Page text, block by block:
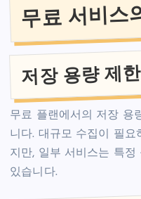
무료 서비스
저장 용량 제
무료 플랜에서의 저장 용
니다. 대규모 수집이 필요
지만, 일부 서비스는 특
있습니다.